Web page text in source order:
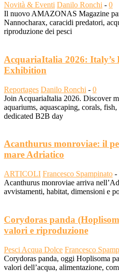
Novità & Eventi Danilo Ronchi - 0
Il nuovo AMAZONAS Magazine
Nannocharax, caracidi predatori,
riproduzione dei pesci
AcquariaItalia 2026: Italy’s
Exhibition
Reportages Danilo Ronchi - 0
Join AcquariaItalia 2026. Discover
aquariums, aquascaping, corals,
dedicated B2B day
Acanthurus monroviae: il
mare Adriatico
ARTICOLI Francesco Spampinato -
Acanthurus monroviae arriva
avvistamenti, habitat, dimensioni e
Corydoras panda
valori e riproduzione
Pesci Acqua Dolce Francesco
Corydoras panda, oggi Hoplisoma
valori dell’acqua, alimentazione,